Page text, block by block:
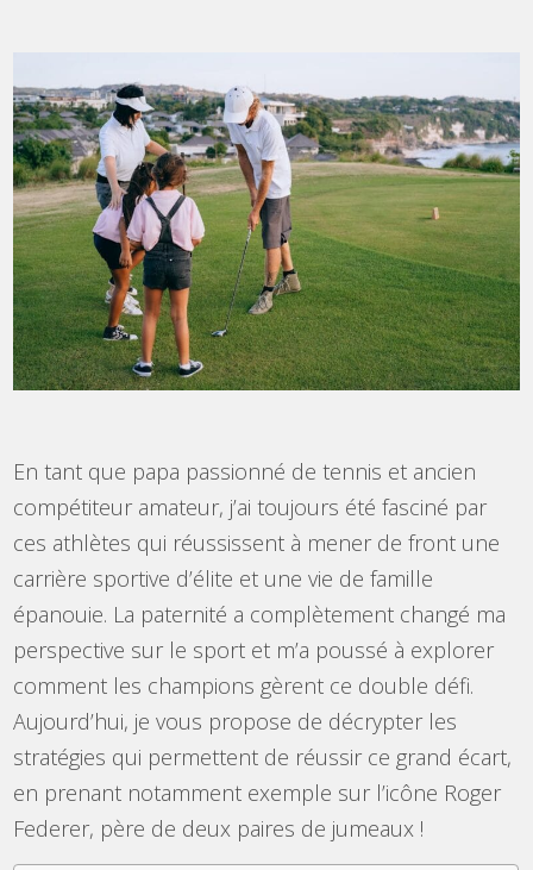
En tant que papa passionné de tennis et ancien
compétiteur amateur, j’ai toujours été fasciné par
ces athlètes qui réussissent à mener de front une
carrière sportive d’élite et une vie de famille
épanouie. La paternité a complètement changé ma
perspective sur le sport et m’a poussé à explorer
comment les champions gèrent ce double défi.
Aujourd’hui, je vous propose de décrypter les
stratégies qui permettent de réussir ce grand écart,
en prenant notamment exemple sur l’icône Roger
Federer, père de deux paires de jumeaux !